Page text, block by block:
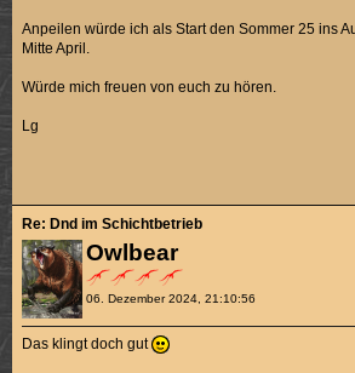
Anpeilen würde ich als Start den Sommer 25 ins
Mitte April.
Würde mich freuen von euch zu hören.
Lg
Owlbear
06. Dezember 2024, 21:10:56
Re: Dnd im Schichtbetrieb
Das klingt doch gut